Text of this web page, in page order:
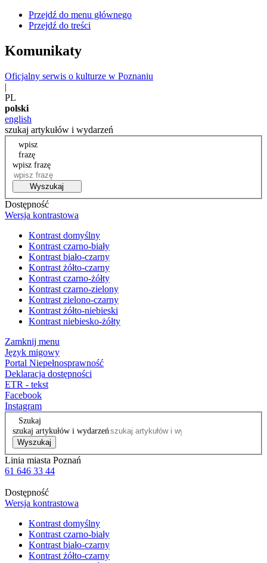
Przejdź do menu głównego
Przejdź do treści
Komunikaty
Oficjalny serwis o kulturze w Poznaniu
|
PL
polski
english
szukaj artykułów i wydarzeń
wpisz
frazę
wpisz frazę
Wyszukaj
Dostępność
Wersja kontrastowa
Kontrast domyślny
Kontrast czarno-biały
Kontrast biało-czarny
Kontrast żółto-czarny
Kontrast czarno-żółty
Kontrast czarno-zielony
Kontrast zielono-czarny
Kontrast żółto-niebieski
Kontrast niebiesko-żółty
Zamknij menu
Język migowy
Portal Niepełnosprawność
Deklaracja dostępności
ETR - tekst
Facebook
Instagram
Szukaj
szukaj artykułów i wydarzeń
Wyszukaj
Linia miasta Poznań
61 646 33 44
Dostępność
Wersja kontrastowa
Kontrast domyślny
Kontrast czarno-biały
Kontrast biało-czarny
Kontrast żółto-czarny